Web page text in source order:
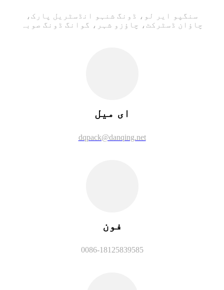
سنگپو ایر لو، ڈونگ شنہو انڈسٹریل پارک،
چاؤان ڈسٹرکٹ، چاؤزو شہر، گوانگ ڈونگ صوبہ
ای میل
dqpack@danqing.net
فون
0086-18125839585